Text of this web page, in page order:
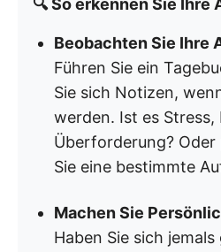
🔍 So erkennen Sie Ihre
Beobachten Sie Ihre
Führen Sie ein
Sie sich Notizen,
werden. Ist es Stress,
Überforderung?
Sie eine bestimmte
Machen Sie
Haben Sie sich